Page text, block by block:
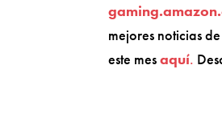
mejores noticias
este mesaquí.